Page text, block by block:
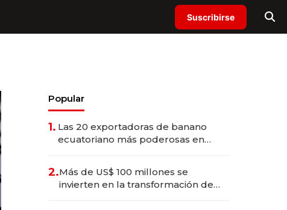
Suscribirse
Popular
1. Las 20 exportadoras de banano
ecuatoriano más poderosas en
2.Más de US$ 100 millones se
invierten en la transformación de